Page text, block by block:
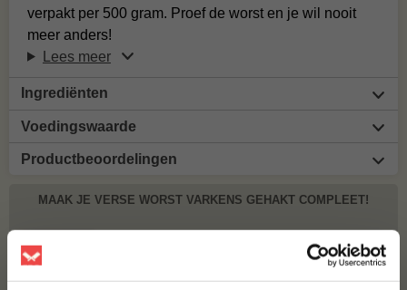
verpakt per 500 gram. Proef de worst en je wil nooit
meer anders!
Lees meer
Ingrediënten
Voedingswaarde
Productbeoordelingen
MAAK JE VERSE WORST VARKENS GEHAKT COMPLEET!